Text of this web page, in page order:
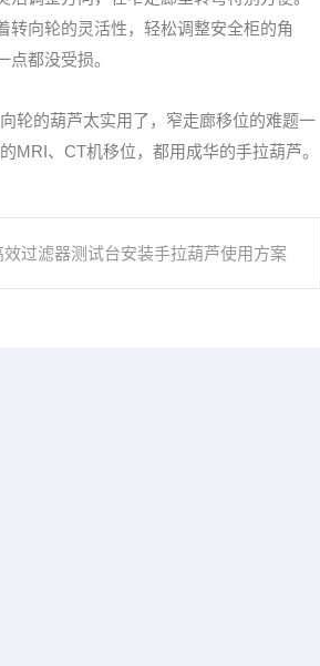
转向轮的灵活性，轻松调整安全柜的角
都没受损。
轮的葫芦太实用了，窄走廊移位的难题一
MRI、CT机移位，都用成华的手拉葫芦。
效过滤器测试台安装手拉葫芦使用方案